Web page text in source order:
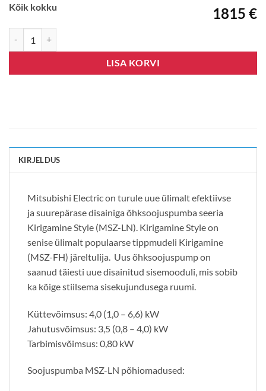
Kõik kokku 1815 €
LISA KORVI
KIRJELDUS
Mitsubishi Electric on turule uue ülimalt efektiivse
ja suurepärase disainiga õhksoojuspumba seeria
Kirigamine Style (MSZ-LN). Kirigamine Style on
senise ülimalt populaarse tippmudeli Kirigamine
(MSZ-FH) järeltulija. Uus õhksoojuspump on
saanud täiesti uue disainitud sisemooduli, mis sobib
ka kõige stiilsema sisekujundusega ruumi.
Küttevõimsus: 4,0 (1,0 – 6,6) kW
Jahutusvõimsus: 3,5 (0,8 – 4,0) kW
Tarbimisvõimsus: 0,80 kW
Soojuspumba MSZ-LN põhiomadused: